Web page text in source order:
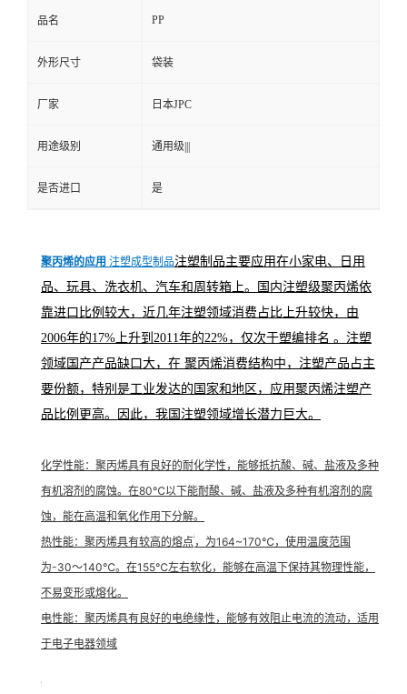
品名 PP
外形尺寸 袋装
厂家 日本JPC
用途级别 通用级|||
是否进口 是
聚丙烯的应用 注塑成型制品注塑制品主要应用在小家电、日用
品、玩具、洗衣机、汽车和周转箱上。国内注塑级聚丙烯依
靠进口比例较大，近几年注塑领域消费占比上升较快，由
2006年的17%上升到2011年的22%，仅次于塑编排名 。注塑
领域国产产品缺口大，在 聚丙烯消费结构中，注塑产品占主
要份额，特别是工业发达的国家和地区，应用聚丙烯注塑产
品比例更高。因此，我国注塑领域增长潜力巨大。
化学性能：聚丙烯具有良好的耐化学性，能够抵抗酸、碱、盐液及多种
有机溶剂的腐蚀。在80℃以下能耐酸、碱、盐液及多种有机溶剂的腐
蚀，能在高温和氧化作用下分解。
热性能：聚丙烯具有较高的熔点 ，为164~170℃，使用温度范围
为-30～140℃。在155℃左右软化，能够在高温下保持其物理性能，
不易变形或熔化。
电性能：聚丙烯具有良好的电绝缘性，能够有效阻止电流的流动，适用
于电子电器领域